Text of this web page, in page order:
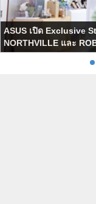
ASUS เปิด Exclusive
NORTHVILLE และ